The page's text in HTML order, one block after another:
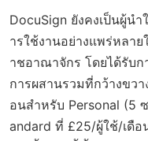
DocuSign ยังคงเป็นผู้น
ารใช้งานอย่างแพร่หลา
าชอาณาจักร โดยได้รับก
การผสานรวมที่กว้างขว
อนสำหรับ Personal (5
andard ที่ £25/ผู้ใช้/เดือ